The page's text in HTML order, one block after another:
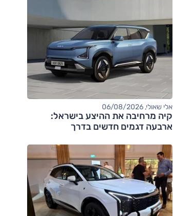
אלי שאולי, 06/08/2026
קיה מרחיבה את ההיצע בישראל:
ארבעה דגמים חדשים בדרך